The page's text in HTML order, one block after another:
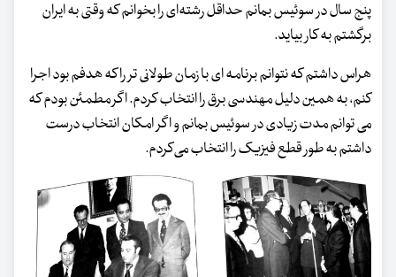
پنج سال در سوئیس بمانم حداقل رشته‌ای را بخوانم که وقتی به ایران
برگشتم به کار بیاید.
هراس داشتم که نتوانم برنامه ای با زمان طولانی تر را که هدفم بود اجرا
کنم، به همین دلیل مهندسی برق را انتخاب کردم. اگر مطمئن بودم که
می توانم مدت زیادی در سوئیس بمانم و اگر امکان انتخاب درست
داشتم به طور قطع فیزیک را انتخاب می‌کردم.